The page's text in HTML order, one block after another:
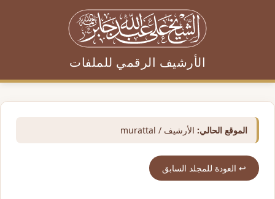
الأرشيف الرقمي للملفات
الموقع الحالي: الأرشيف / murattal
↩️ العودة للمجلد السابق